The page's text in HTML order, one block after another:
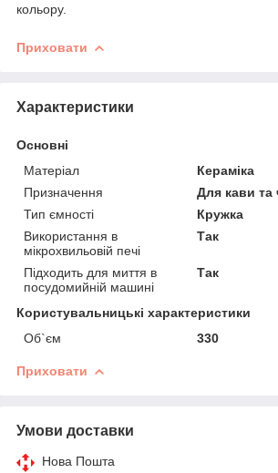
кольору.
Приховати
Характеристики
Основні
Матеріал
Кераміка
Призначення
Для кави та
Тип ємності
Кружка
Використання в
мікрохвильовій печі
Так
Підходить для миття в
посудомийній машині
Так
Користувальницькі характеристики
Об`єм
330
Приховати
Умови доставки
Нова Пошта